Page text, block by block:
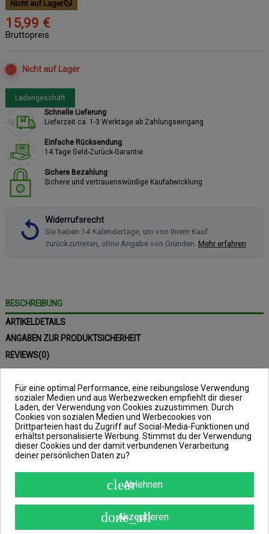
Nicht auf Lager
15,99 €
Bruttopreis
Nicht auf Lager
Ladengeschäft
Schnelle Lieferung
Lieferzeit ca. 1-3 Werktage ab Zahlungseingang
Einfache Rücksendung
14 Tage Geld-Zurück-Garantie
Sichere Bezahlung
Sichere und vertrauenswürdige Kaufabwicklung
Widerrufsrecht
Sie haben 14 Kalendertage, um von Ihrem Kauf
zurückzutreten, ohne Angabe von Gründen. Mehr erfahren
BESCHREIBUNG
ARTIKELDETAILS
ANGABEN ZUR PRODUKTSICHERHEIT
REVIEWS(0)
SIZZLA Thermal Mug Tall
Fassungsvermögen: 480ml, Farbe:
schwarz / silber
Beim SIZZLA Thermal Mug Tall, aus
dem Hause Sonik, handelt es sich um
Für eine optimal Performance, eine reibungslose Verwendung
sozialer Medien und aus Werbezwecken empfiehlt dir dieser
Laden, der Verwendung von Cookies zuzustimmen. Durch
Cookies von sozialen Medien und Werbecookies von
Drittparteien hast du Zugriff auf Social-Media-Funktionen und
erhältst personalisierte Werbung. Stimmst du der Verwendung
dieser Cookies und der damit verbundenen Verarbeitung
deiner persönlichen Daten zu?
clearAblehnen
done_all
Akzeptieren